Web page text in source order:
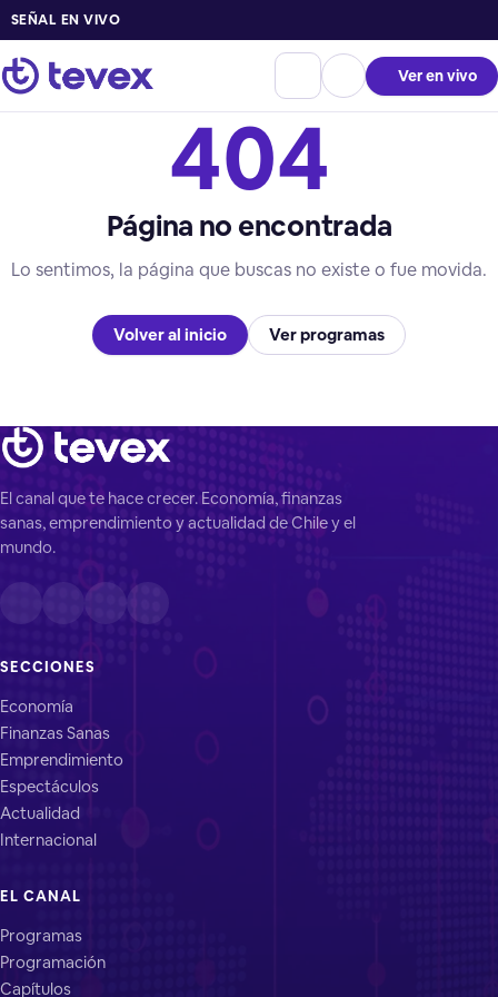
SEÑAL EN VIVO
Ver en vivo
404
Página no encontrada
Lo sentimos, la página que buscas no existe o fue movida.
Volver al inicio Ver programas
El canal que te hace crecer. Economía, finanzas
sanas, emprendimiento y actualidad de Chile y el
mundo.
SECCIONES
Economía
Finanzas Sanas
Emprendimiento
Espectáculos
Actualidad
Internacional
EL CANAL
Programas
Programación
Capítulos